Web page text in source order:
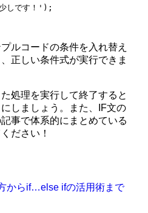
しです！');
ルコードの条件を入れ替え
正しい条件式が実行できま
処理を実行して終了すると
しましょう。また、IF文の
事で体系的にまとめている
ださい！
からif…else ifの活用術まで